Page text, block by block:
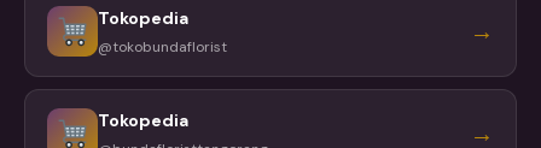
Tokopedia
@tokobundaflorist →
Tokopedia →